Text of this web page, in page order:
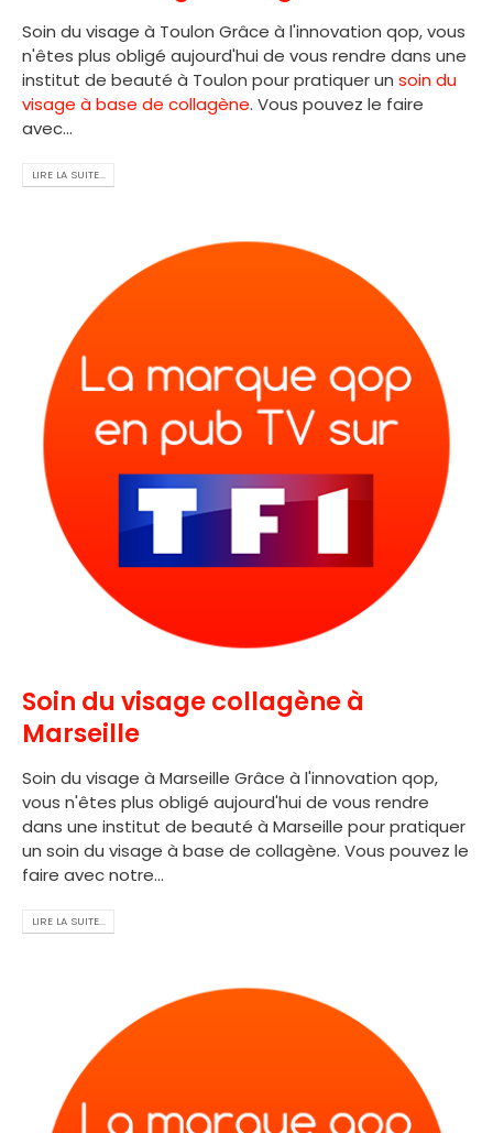
Soin du visage à Toulon Grâce à l'innovation qop, vous
n'êtes plus obligé aujourd'hui de vous rendre dans une
institut de beauté à Toulon pour pratiquer un soin du
visage à base de collagène. Vous pouvez le faire
avec...
LIRE LA SUITE...
Soin du visage collagène à
Marseille
Soin du visage à Marseille Grâce à l'innovation qop,
vous n'êtes plus obligé aujourd'hui de vous rendre
dans une institut de beauté à Marseille pour pratiquer
un soin du visage à base de collagène. Vous pouvez le
faire avec notre...
LIRE LA SUITE...